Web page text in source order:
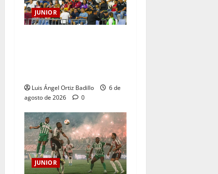
JUNIOR
Luis Ángel Ortiz Badillo
6 de
agosto de 2026
0
JUNIOR